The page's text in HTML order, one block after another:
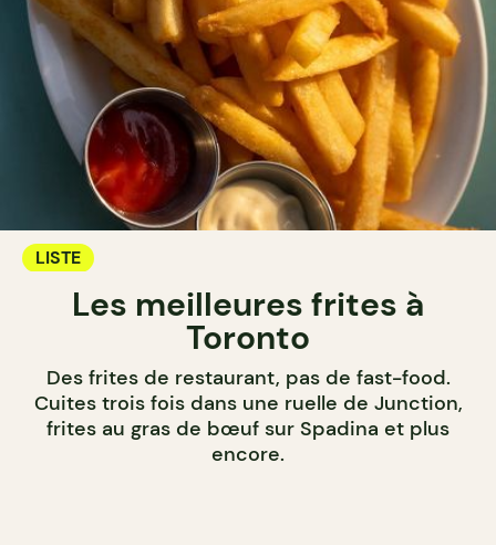
LISTE
Les meilleures frites à
Toronto
Des frites de restaurant, pas de fast-food.
Cuites trois fois dans une ruelle de Junction,
frites au gras de bœuf sur Spadina et plus
encore.